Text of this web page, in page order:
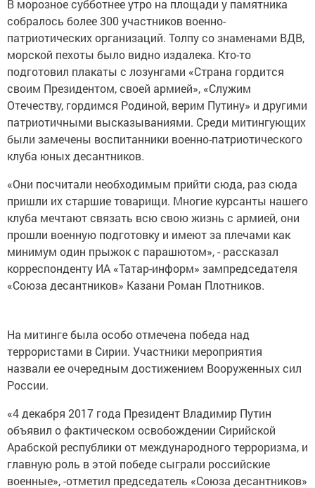
В морозное субботнее утро на площади у памятника
собралось более 300 участников военно-
патриотических организаций. Толпу со знаменами ВДВ,
морской пехоты было видно издалека. Кто-то
подготовил плакаты с лозунгами «Страна гордится
своим Президентом, своей армией», «Служим
Отечеству, гордимся Родиной, верим Путину» и другими
патриотичными высказываниями. Среди митингующих
были замечены воспитанники военно-патриотического
клуба юных десантников.
«Они посчитали необходимым прийти сюда, раз сюда
пришли их старшие товарищи. Многие курсанты нашего
клуба мечтают связать всю свою жизнь с армией, они
прошли военную подготовку и имеют за плечами как
минимум один прыжок с парашютом», - рассказал
корреспонденту ИА «Татар-информ» зампредседателя
«Союза десантников» Казани Роман Плотников.
На митинге была особо отмечена победа над
террористами в Сирии. Участники мероприятия
назвали ее очередным достижением Вооруженных сил
России.
«4 декабря 2017 года Президент Владимир Путин
объявил о фактическом освобождении Сирийской
Арабской республики от международного терроризма, и
главную роль в этой победе сыграли российские
военные», -отметил председатель «Союза десантников»